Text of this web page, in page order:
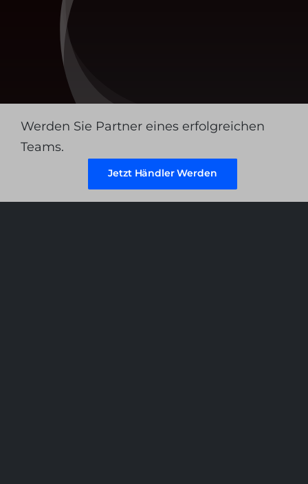
Werden Sie Partner eines erfolgreichen
Teams.
Jetzt Händler Werden